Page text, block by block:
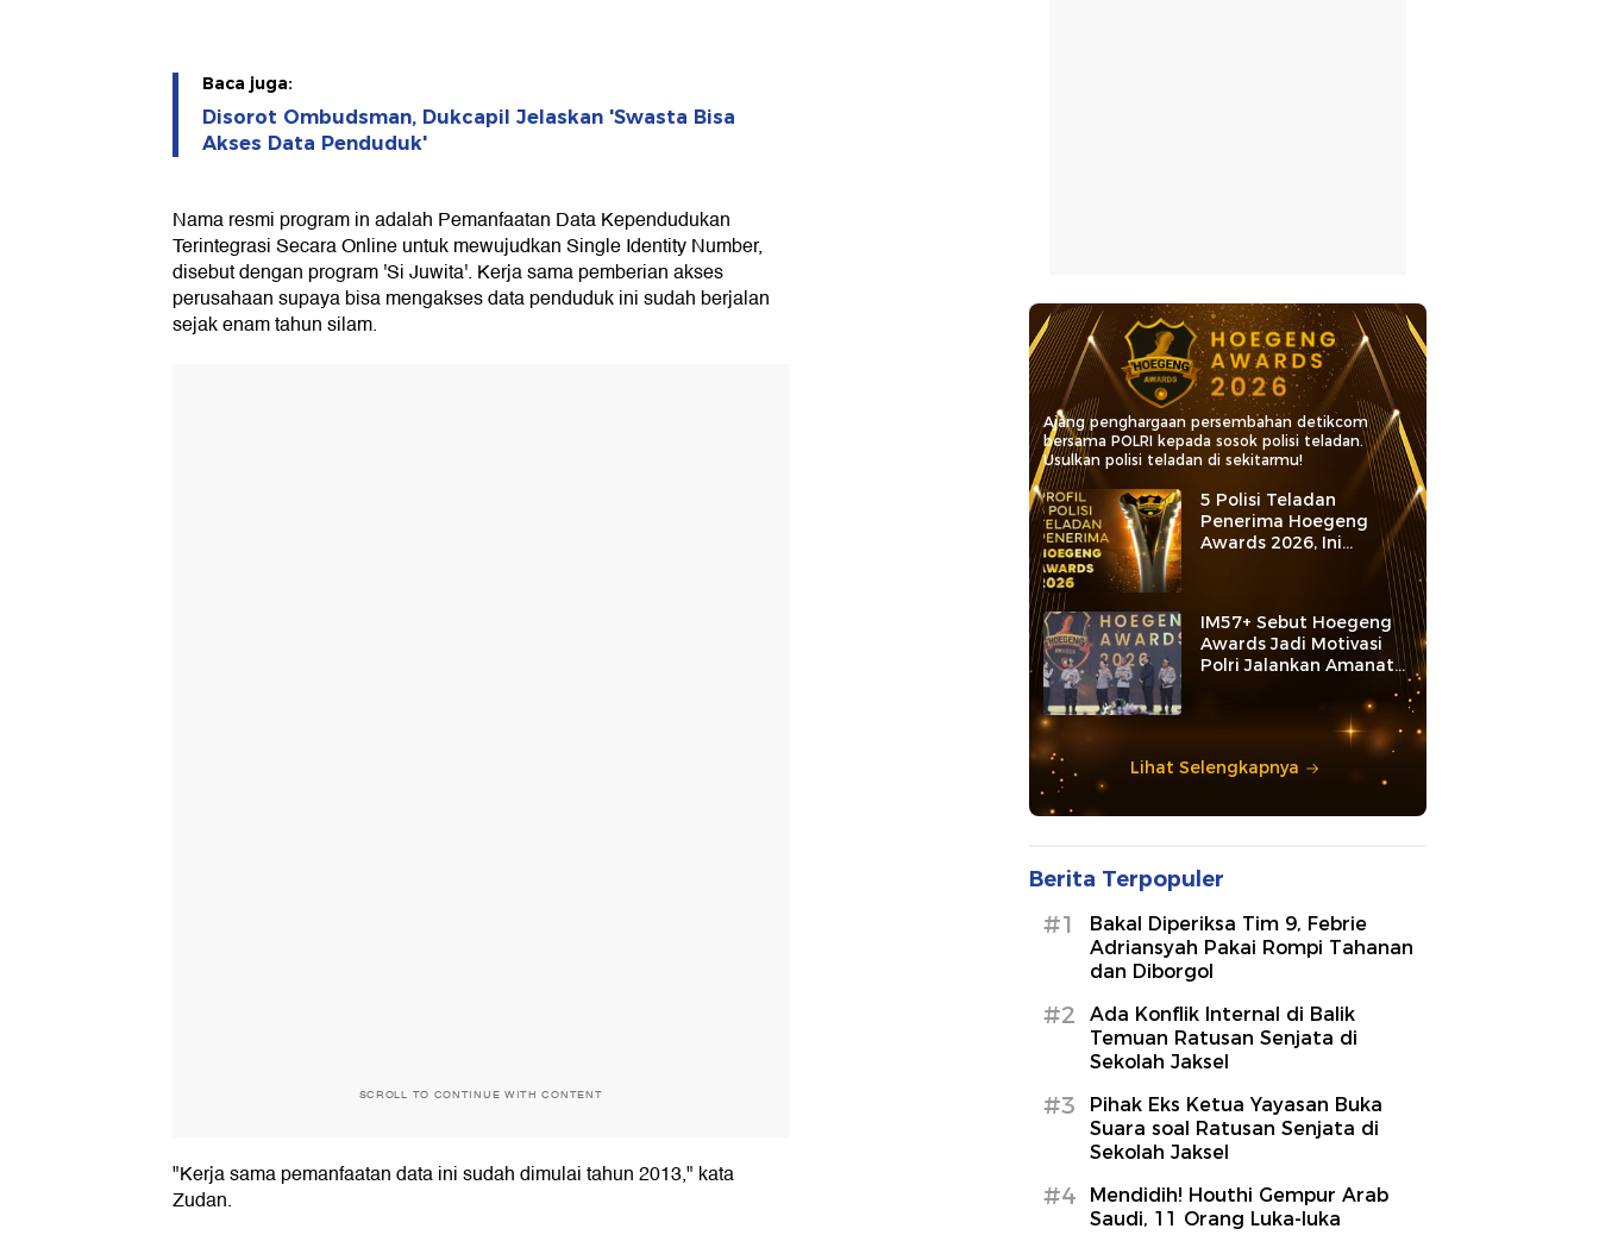
Baca juga:
Disorot Ombudsman, Dukcapil Jelaskan 'Swasta Bisa
Akses Data Penduduk'
Nama resmi program in adalah Pemanfaatan Data Kependudukan
Terintegrasi Secara Online untuk mewujudkan Single Identity Number,
disebut dengan program 'Si Juwita'. Kerja sama pemberian akses
perusahaan supaya bisa mengakses data penduduk ini sudah berjalan
sejak enam tahun silam.
SCROLL TO CONTINUE WITH CONTENT
"Kerja sama pemanfaatan data ini sudah dimulai tahun 2013," kata
Zudan.
Ajang penghargaan persembahan detikcom
bersama POLRI kepada sosok polisi teladan.
Usulkan polisi teladan di sekitarmu!
5 Polisi Teladan
Penerima Hoegeng
Awards 2026, Ini
Kategori dan Kiprahnya
IM57+ Sebut Hoegeng
Awards Jadi Motivasi
Polri Jalankan Amanat
Lihat Selengkapnya
Berita Terpopuler
#1
Bakal Diperiksa Tim 9, Febrie
Adriansyah Pakai Rompi Tahanan
dan Diborgol
#2
Ada Konflik Internal di Balik
Temuan Ratusan Senjata di
Sekolah Jaksel
#3
Pihak Eks Ketua Yayasan Buka
Suara soal Ratusan Senjata di
Sekolah Jaksel
#4
Mendidih! Houthi Gempur Arab
Saudi, 11 Orang Luka-luka